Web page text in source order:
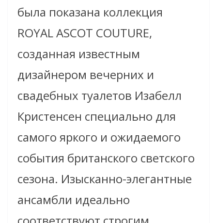
была показана коллекция
ROYAL ASCOT COUTURE,
созданная известным
дизайнером вечерних и
свадебных туалетов Изабелл
Кристенсен специально для
самого яркого и ожидаемого
события британского светского
сезона. Изысканно-элегантные
ансамбли идеально